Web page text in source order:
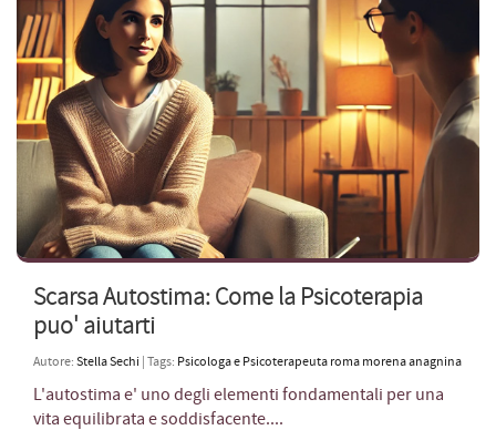
Scarsa Autostima: Come la Psicoterapia
puo' aiutarti
Autore: Stella Sechi | Tags: Psicologa e Psicoterapeuta roma morena anagnina
L'autostima e' uno degli elementi fondamentali per una
vita equilibrata e soddisfacente....